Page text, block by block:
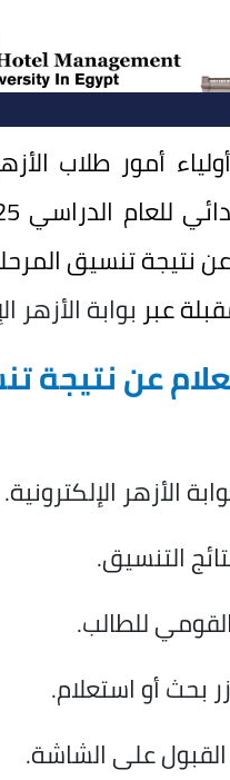
أولياء أمور طلاب
عبر بوابة الأزهر
عن نتيجة
الأزهر الإلكترونية.
التنسيق.
للطالب.
بحث أو استعلام.
على الشاشة.